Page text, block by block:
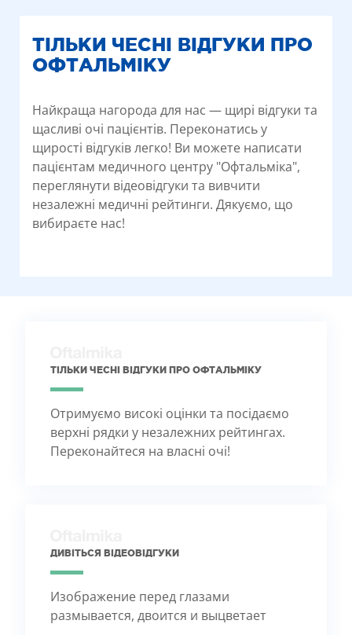
ТІЛЬКИ ЧЕСНІ ВІДГУКИ ПРО
ОФТАЛЬМІКУ
Найкраща нагорода для нас — щирі відгуки та
щасливі очі пацієнтів. Переконатись у
щирості відгуків легко! Ви можете написати
пацієнтам медичного центру "Офтальміка",
переглянути відеовідгуки та вивчити
незалежні медичні рейтинги. Дякуємо, що
вибираєте нас!
ТІЛЬКИ ЧЕСНІ ВІДГУКИ ПРО ОФТАЛЬМІКУ
Отримуємо високі оцінки та посідаємо
верхні рядки у незалежних рейтингах.
Переконайтеся на власні очі!
ДИВІТЬСЯ ВІДЕОВІДГУКИ
Изображение перед глазами
размывается, двоится и выцветает